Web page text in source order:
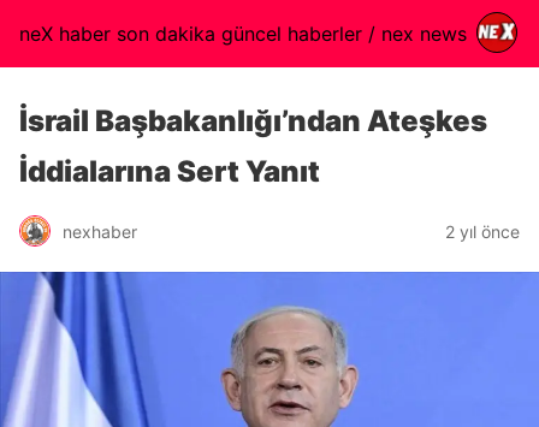
neX haber son dakika güncel haberler / nex news
İsrail Başbakanlığı’ndan Ateşkes
İddialarına Sert Yanıt
nexhaber 2 yıl önce